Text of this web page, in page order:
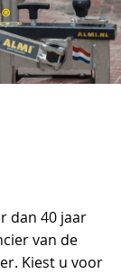
dan 40 jaar
van de
Kiest u voor